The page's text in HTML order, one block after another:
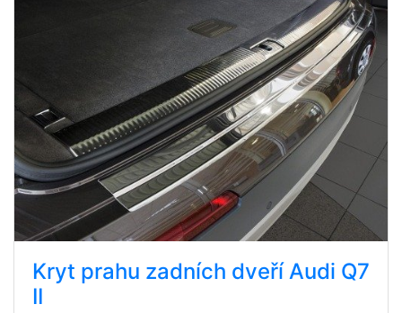
Kryt prahu zadních dveří Audi Q7
II